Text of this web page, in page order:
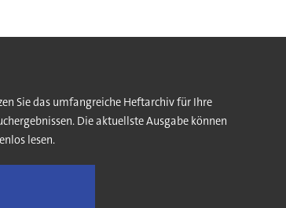
Sie das umfangreiche Heftarchiv für Ihre
Die aktuellste Ausgabe können
lesen.